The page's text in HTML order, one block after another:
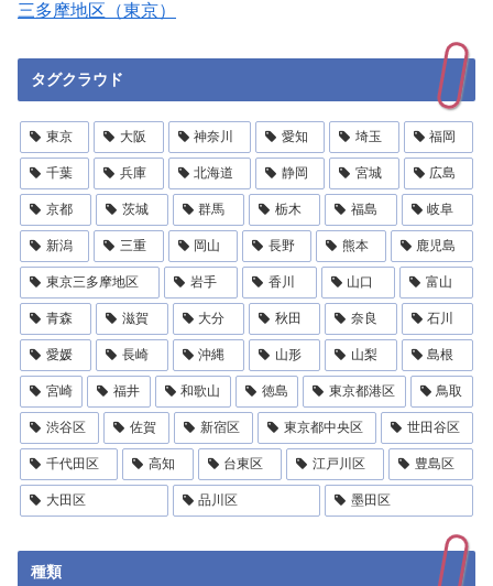
三多摩地区（東京）
タグクラウド
東京 大阪 神奈川 愛知 埼玉 福岡
千葉 兵庫 北海道 静岡 宮城 広島
京都 茨城 群馬 栃木 福島 岐阜
新潟 三重 岡山 長野 熊本 鹿児島
東京三多摩地区 岩手 香川 山口 富山
青森 滋賀 大分 秋田 奈良 石川
愛媛 長崎 沖縄 山形 山梨 島根
宮崎 福井 和歌山 徳島 東京都港区 鳥取
渋谷区 佐賀 新宿区 東京都中央区 世田谷区
千代田区 高知 台東区 江戸川区 豊島区
大田区 品川区 墨田区
種類